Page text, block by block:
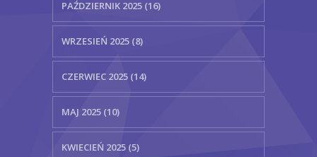
PAŹDZIERNIK 2025 (16)
WRZESIEŃ 2025 (8)
CZERWIEC 2025 (14)
MAJ 2025 (10)
KWIECIEŃ 2025 (5)